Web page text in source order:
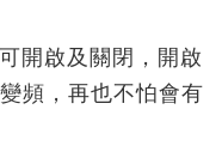
開啟及關閉，開啟
頻，再也不怕會有